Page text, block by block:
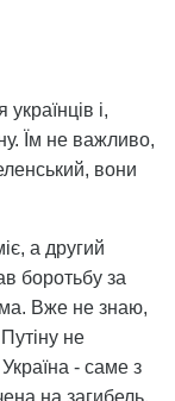
українців і,
Їм не важливо,
вони
а другий
боротьбу за
Вже не знаю,
не
- саме з
на загибель.